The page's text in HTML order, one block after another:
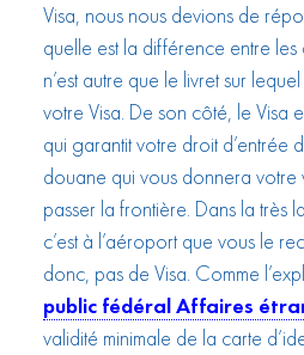
Visa, nous nous devions de
quelle est la différence entre les
n’est autre que le livret sur
votre Visa. De son côté, le Visa
qui garantit votre droit d’entrée
douane qui vous donnera votre
passer la frontière. Dans la très
c’est à l’aéroport que vous le
donc, pas de Visa. Comme
public fédéral Affaires
validité minimale de la carte